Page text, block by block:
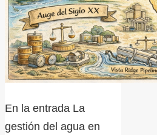
En la entrada La
gestión del agua en